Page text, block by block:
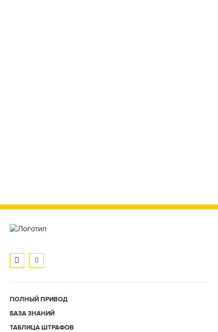
ПОЛНЫЙ ПРИВОД
БАЗА ЗНАНИЙ
ТАБЛИЦА ШТРАФОВ